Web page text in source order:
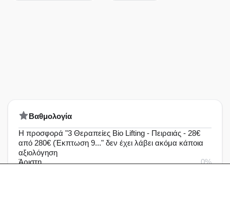
Bαθμολογία
Η προσφορά "3 Θεραπείες Bio Lifting - Πειραιάς - 28€
από 280€ (Έκπτωση 9..." δεν έχει λάβει ακόμα κάποια
αξιολόγηση
Άριστη
0%